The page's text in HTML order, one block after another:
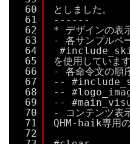
60
61
62
63
64
65
66
67
68
69
70
71
72
としました。
------
* デザインの表
- 各サンプルペ
を使用しています
- 各命令文の順
--
--
--
- コンテンツ表
QHM-haik専用の